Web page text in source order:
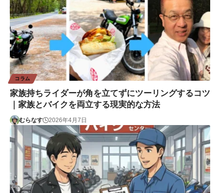
コラム
家族持ちライダーが角を立てずにツーリングするコツ
｜家族とバイクを両立する現実的な方法
むらなす 2026年4月7日